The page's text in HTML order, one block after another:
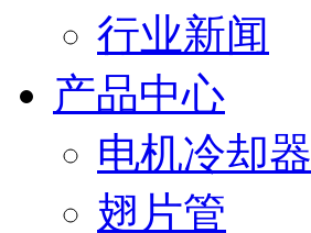
行业新闻
产品中心
电机冷却器
翅片管